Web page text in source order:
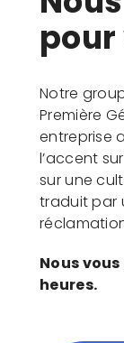
pour
Notre
Première
entreprise
l’accent
sur une
traduit par
Nous
heures.